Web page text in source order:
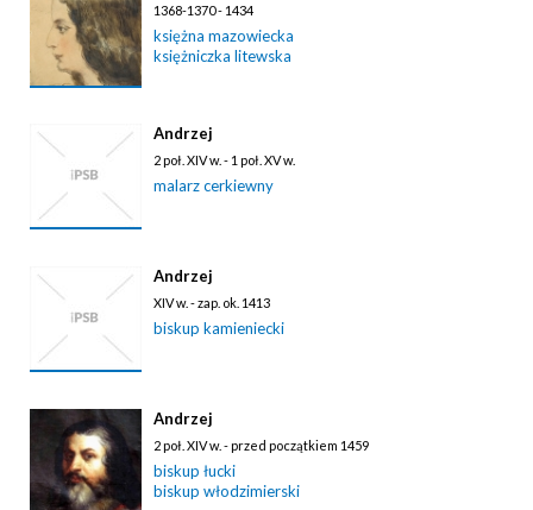
1368-1370 - 1434
księżna mazowiecka
księżniczka litewska
Andrzej
2 poł. XIV w. - 1 poł. XV w.
malarz cerkiewny
Andrzej
XIV w. - zap. ok. 1413
biskup kamieniecki
Andrzej
2 poł. XIV w. - przed początkiem 1459
biskup łucki
biskup włodzimierski